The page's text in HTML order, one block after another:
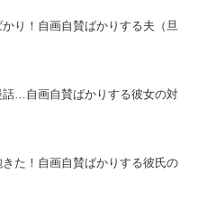
り！自画自賛ばかりする夫（旦
話…自画自賛ばかりする彼女の対
た！自画自賛ばかりする彼氏の